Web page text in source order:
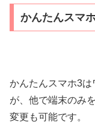
かんたんスマ
かんたんスマホ3
が、他で端末のみ
変更も可能です。